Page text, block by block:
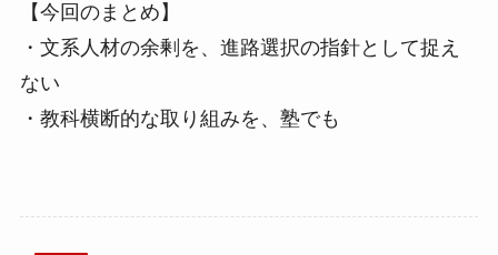
【今回のまとめ】
・文系人材の余剰を、進路選択の指針として捉え
ない
・教科横断的な取り組みを、塾でも